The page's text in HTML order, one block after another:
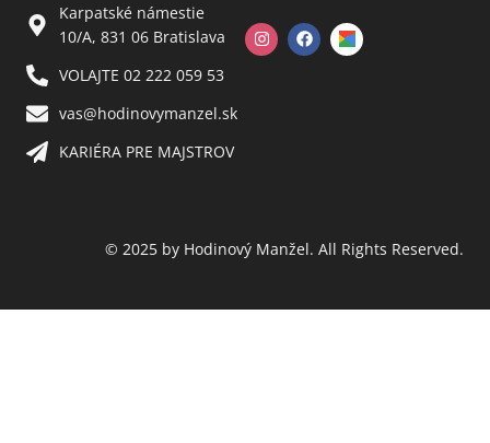
Karpatské námestie
10/A, 831 06 Bratislava
VOLAJTE 02 222 059 53​
vas@hodinovymanzel.sk​
KARIÉRA PRE MAJSTROV​
© 2025 by Hodinový Manžel. All Rights Reserved.